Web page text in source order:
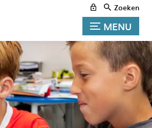
Zoeken
MENU